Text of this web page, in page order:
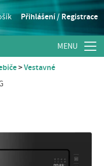
Přihlášení / Registrace
Vestavné